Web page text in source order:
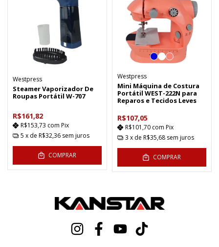
Westpress
Steamer Vaporizador De
Roupas Portátil W-707
R$161,82
R$153,73 com Pix
5 x de R$32,36 sem juros
COMPRAR
Westpress
Mini Máquina de Costura
Portátil WEST-222N para
Reparos e Tecidos Leves
R$107,05
R$101,70 com Pix
3 x de R$35,68 sem juros
COMPRAR